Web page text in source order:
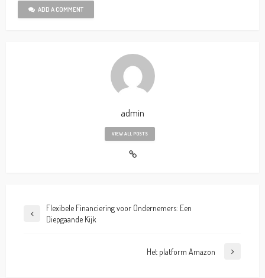
ADD A COMMENT
admin
VIEW ALL POSTS
Flexibele Financiering voor Ondernemers: Een
Diepgaande Kijk
Het platform Amazon